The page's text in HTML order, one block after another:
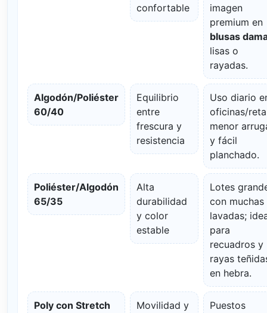
confortable
imagen
premium en
blusas
lisas o
rayadas.
Algodón/Poliéster
60/40
Equilibrio
entre
frescura y
resistencia
Uso diario
oficinas/
menor
y fácil
planchado.
Poliéster/Algodón
65/35
Alta
durabilidad
y color
estable
Lotes
con muchas
lavadas;
para
recuadros y
rayas
en hebra.
Poly con Stretch
Movilidad y
Puestos